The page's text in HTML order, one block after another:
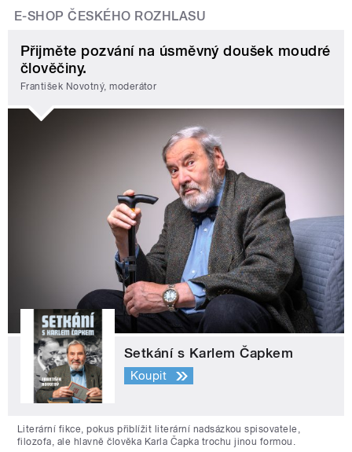
E-SHOP ČESKÉHO ROZHLASU
Přijměte pozvání na úsměvný doušek moudré
člověčiny.
František Novotný, moderátor
Setkání s Karlem Čapkem
Koupit
Literární fikce, pokus přiblížit literární nadsázkou spisovatele,
filozofa, ale hlavně člověka Karla Čapka trochu jinou formou.